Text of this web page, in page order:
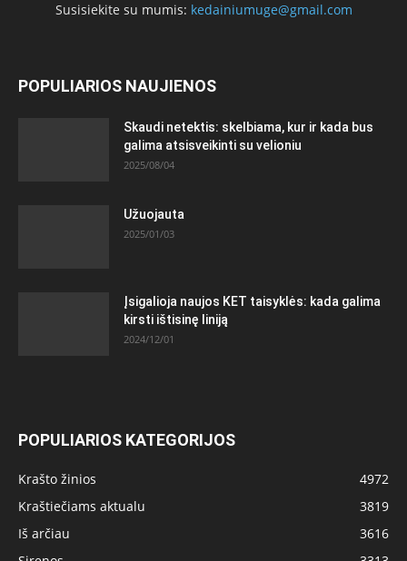
Susisiekite su mumis: kedainiumuge@gmail.com
POPULIARIOS NAUJIENOS
Skaudi netektis: skelbiama, kur ir kada bus
galima atsisveikinti su velioniu
2025/08/04
Užuojauta
2025/01/03
Įsigalioja naujos KET taisyklės: kada galima
kirsti ištisinę liniją
2024/12/01
POPULIARIOS KATEGORIJOS
Krašto žinios
4972
Kraštiečiams aktualu
3819
Iš arčiau
3616